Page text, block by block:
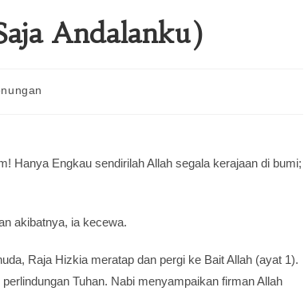
Andalanku)
Hanya Engkau sendirilah Allah segala kerajaan di bumi;
akibatnya, ia kecewa.
Raja Hizkia meratap dan pergi ke Bait Allah (ayat 1).
Tuhan. Nabi menyampaikan firman Allah